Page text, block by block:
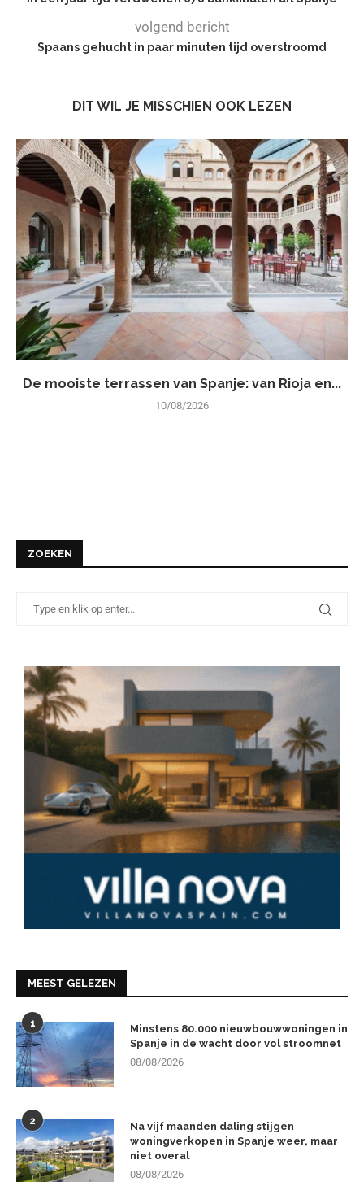
volgend bericht
Spaans gehucht in paar minuten tijd overstroomd
DIT WIL JE MISSCHIEN OOK LEZEN
De mooiste terrassen van Spanje: van Rioja en...
10/08/2026
ZOEKEN
MEEST GELEZEN
1
Minstens 80.000 nieuwbouwwoningen in
Spanje in de wacht door vol stroomnet
08/08/2026
2
Na vijf maanden daling stijgen
woningverkopen in Spanje weer, maar
niet overal
08/08/2026